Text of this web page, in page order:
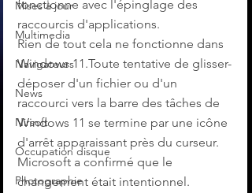
Mises à jour
Multimedia
Navigateurs
News
Nirsoft
Occupation disque
Photographie
fonctionne avec l'épinglage des
raccourcis d'applications.
Rien de tout cela ne fonctionne dans
Windows 11.Toute tentative de glisser-
déposer d'un fichier ou d'un
raccourci vers la barre des tâches de
Windows 11 se termine par une icône
d'arrêt apparaissant près du curseur.
Microsoft a confirmé que le
changement était intentionnel.